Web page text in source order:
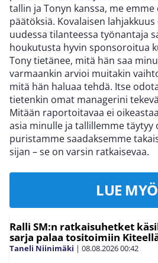
tallin ja Tonyn kanssa, me
päätöksiä. Kovalaisen
uudessa tilanteessa työnantaja
houkutusta hyvin sponsoroitua
Tony tietänee, mitä hän saa
varmaankin arvioi muitakin
mitä hän haluaa tehdä. Itse
tietenkin omat managerini
Mitään raportoitavaa ei
asia minulle ja tallillemme täytyy
puristamme saadaksemme
sijan – se on varsin ratkaisevaa.
LUE
Ralli SM:n ratkaisuhetket
sarja palaa tositoimiin
Taneli Niinimäki | 08.08.202600:42